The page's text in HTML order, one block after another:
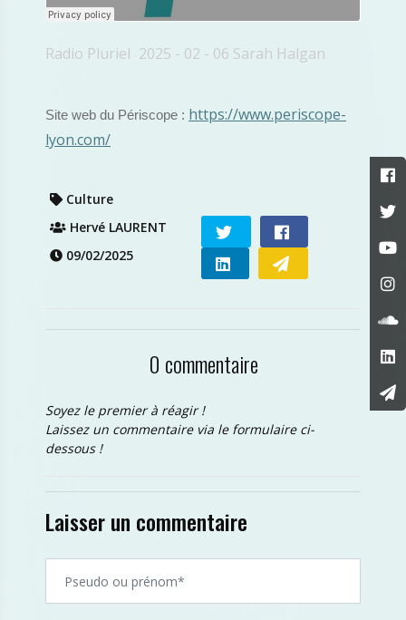
Radio Pluriel · 2025 - 02 - 06 Sarah Halgan
Site web du Périscope : https://www.periscope-
lyon.com/
Culture
Hervé LAURENT
09/02/2025
0 commentaire
Soyez le premier à réagir !
Laissez un commentaire via le formulaire ci-
dessous !
Laisser un commentaire